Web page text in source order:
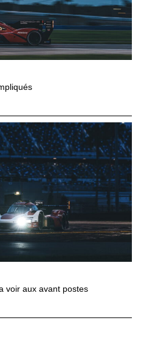
voir aux avant postes